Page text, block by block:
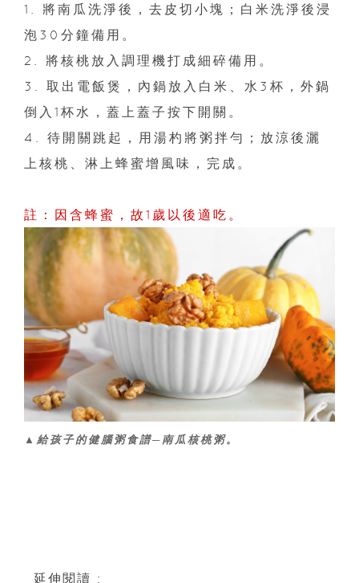
1. 將南瓜洗淨後，去皮切小塊；白米洗淨後浸
泡30分鐘備用。
2. 將核桃放入調理機打成細碎備用。
3. 取出電飯煲，內鍋放入白米、水3杯，外鍋
倒入1杯水，蓋上蓋子按下開關。
4. 待開關跳起，用湯杓將粥拌勻；放涼後灑
上核桃、淋上蜂蜜增風味，完成。
註：因含蜂蜜，故1歲以後適吃。
▲給孩子的健腦粥食譜─南瓜核桃粥。
延伸閱讀 :